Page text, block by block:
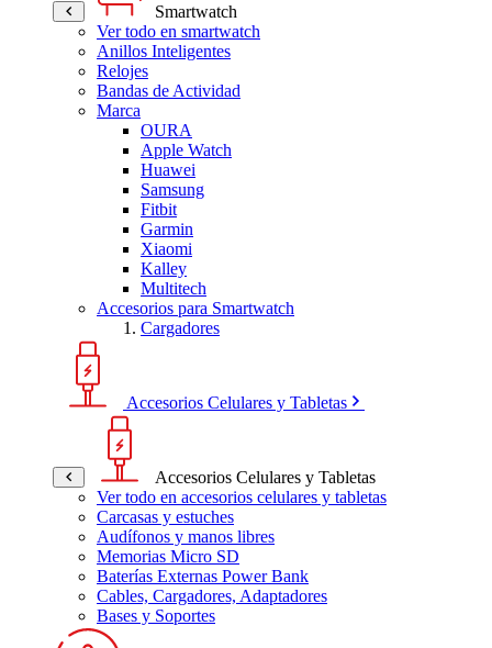
Smartwatch
Ver todo en smartwatch
Anillos Inteligentes
Relojes
Bandas de Actividad
Marca
OURA
Apple Watch
Huawei
Samsung
Fitbit
Garmin
Xiaomi
Kalley
Multitech
Accesorios para Smartwatch
Cargadores
Accesorios Celulares y Tabletas
Accesorios Celulares y Tabletas
Ver todo en accesorios celulares y tabletas
Carcasas y estuches
Audífonos y manos libres
Memorias Micro SD
Baterías Externas Power Bank
Cables, Cargadores, Adaptadores
Bases y Soportes